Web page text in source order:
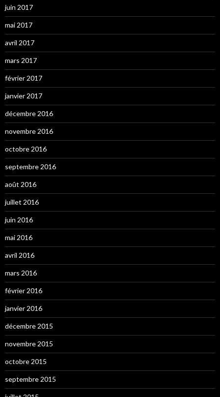
juin 2017
mai 2017
avril 2017
mars 2017
février 2017
janvier 2017
décembre 2016
novembre 2016
octobre 2016
septembre 2016
août 2016
juillet 2016
juin 2016
mai 2016
avril 2016
mars 2016
février 2016
janvier 2016
décembre 2015
novembre 2015
octobre 2015
septembre 2015